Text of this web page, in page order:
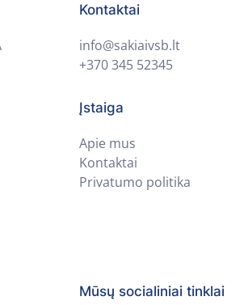
Kontaktai
info@sakiaivsb.lt
+370 345 52345
Įstaiga
Apie mus
Kontaktai
Privatumo politika
Mūsų socialiniai tinklai